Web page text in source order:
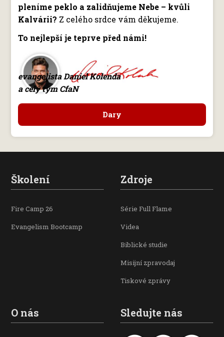
pleníme peklo a zalidňujeme Nebe – kvůli
Kalvárii? Z celého srdce vám děkujeme.
To nejlepší je teprve před námi!
evangelista Daniel Kolenda
a celý tým CfaN
Dary
Školení
Fire Camp 26
Evangelism Bootcamp
Zdroje
Série Full Flame
Videa
Biblické studie
Misijní zpravodaj
Tiskové zprávy
O nás Sledujte nás